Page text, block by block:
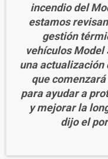
incendio del
estamos
gestión
vehículos Model
una
que
para ayudar a
y mejorar la
dijo el